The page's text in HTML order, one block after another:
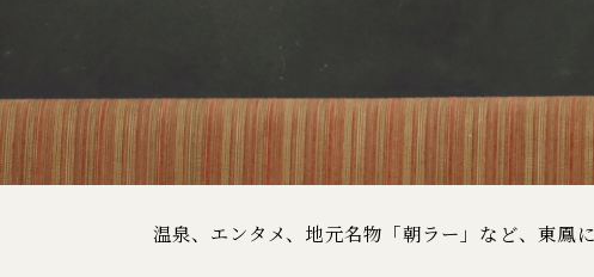
温泉、エンタメ、地元名物「朝ラー」など、東鳳